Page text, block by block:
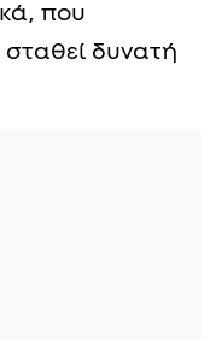
που
δυνατή